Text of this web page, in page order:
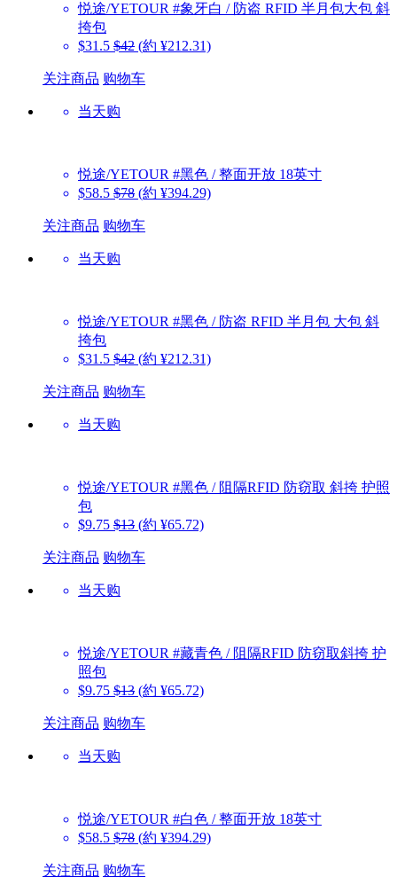
悦途/YETOUR #象牙白 / 防盗 RFID 半月包大包 斜
挎包
$31.5 $42 (約 ¥212.31)
关注商品 购物车
当天购
悦途/YETOUR #黑色 / 整面开放 18英寸
$58.5 $78 (約 ¥394.29)
关注商品 购物车
当天购
悦途/YETOUR #黑色 / 防盗 RFID 半月包 大包 斜
挎包
$31.5 $42 (約 ¥212.31)
关注商品 购物车
当天购
悦途/YETOUR #黑色 / 阻隔RFID 防窃取 斜挎 护照
包
$9.75 $13 (約 ¥65.72)
关注商品 购物车
当天购
悦途/YETOUR #藏青色 / 阻隔RFID 防窃取斜挎 护
照包
$9.75 $13 (約 ¥65.72)
关注商品 购物车
当天购
悦途/YETOUR #白色 / 整面开放 18英寸
$58.5 $78 (約 ¥394.29)
关注商品 购物车